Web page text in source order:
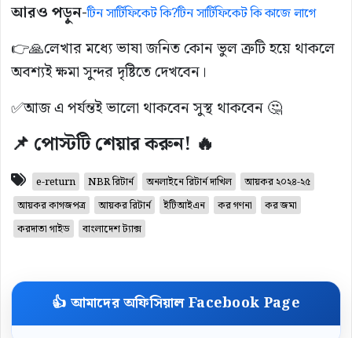
আরও পড়ুন-টিন সার্টিফিকেট কি?টিন সার্টিফিকেট কি কাজে লাগে
👉🙏লেখার মধ্যে ভাষা জনিত কোন ভুল ত্রুটি হয়ে থাকলে
অবশ্যই ক্ষমা সুন্দর দৃষ্টিতে দেখবেন।
✅আজ এ পর্যন্তই ভালো থাকবেন সুস্থ থাকবেন 🤔
📌 পোস্টটি শেয়ার করুন! 🔥
e-return NBR রিটার্ন অনলাইনে রিটার্ন দাখিল
আয়কর ২০২৪-২৫
আয়কর কাগজপত্র
আয়কর রিটার্ন ইটিআইএন কর গণনা
কর জমা
করদাতা গাইড
বাংলাদেশ ট্যাক্স
👍 আমাদের অফিসিয়াল Facebook Page